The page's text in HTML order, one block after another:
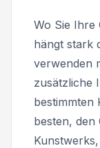
Wo Sie Ihre
hängt stark
verwenden
zusätzliche
bestimmten
besten, den